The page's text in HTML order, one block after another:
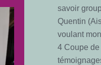
savoir
Quentin
voulant
4 Coupe de